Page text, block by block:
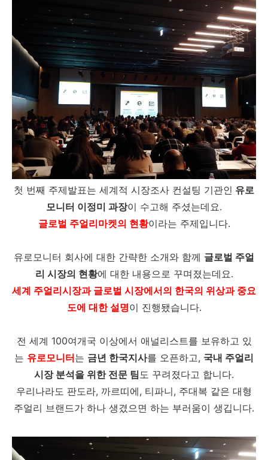
첫 번째 주제발표는 세계적 시장조사 컨설팅 기관인 유로
모니터 이정미 과장이 수고해 주셨는데요.
글로벌 주얼리마켓의 현황이라는 주제입니다.
유로모니터 회사에 대한 간략한 소개와 함께 글로벌 주얼
리 시장의 현황에 대한 내용으로 꾸며졌는데요.
세계 주얼리시장과 글로벌 시장에서의 한국의 위상과 중요
도에 대한 설명이 진행됐습니다.
전 세계 100여개국 이상에서 애널리스트를 보유하고 있
는 유로모니터는 금년 한국지사를 오픈하고, 국내 주얼리
시장 분석을 위한 전문 팀도 꾸려졌다고 합니다.
우리나라도 판도라, 까르띠에, 티파니, 주대복 같은 대형
주얼리 브랜드가 하나 생겼으면 하는 부러움이 생깁니다.